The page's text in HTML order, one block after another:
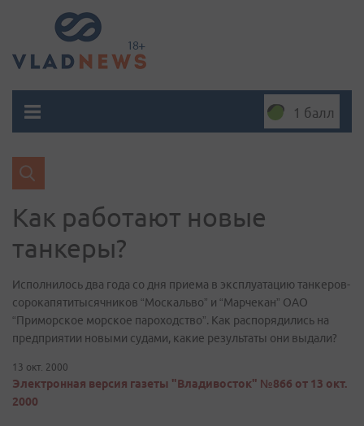
1 балл
Как работают новые
танкеры?
Исполнилось два года со дня приема в эксплуатацию танкеров-
сорокапятитысячников “Москальво” и “Марчекан” ОАО
“Приморское морское пароходство”. Как распорядились на
предприятии новыми судами, какие результаты они выдали?
13 окт. 2000
Электронная версия газеты "Владивосток" №866 от 13 окт.
2000